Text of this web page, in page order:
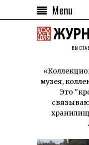
Menu
музея,
Это